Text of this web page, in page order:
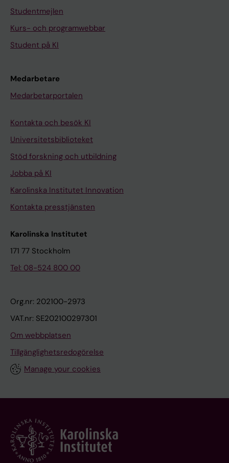
Studentmejlen
Kurs- och programwebbar
Student på KI
Medarbetare
Medarbetarportalen
Kontakta och besök KI
Universitetsbiblioteket
Stöd forskning och utbildning
Jobba på KI
Karolinska Institutet Innovation
Kontakta presstjänsten
Karolinska Institutet
171 77 Stockholm
Tel: 08-524 800 00
Org.nr: 202100-2973
VAT.nr: SE202100297301
Om webbplatsen
Tillgänglighetsredogörelse
Manage your cookies